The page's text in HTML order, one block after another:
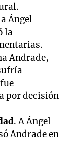
Ángel
la
Andrade,
por decisión
. A Ángel
Andrade en